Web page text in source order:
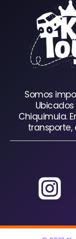
Somos
Chiquimula.